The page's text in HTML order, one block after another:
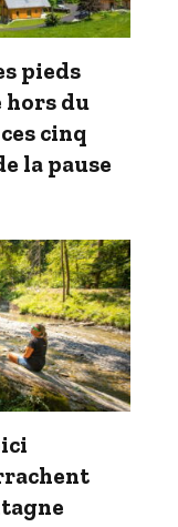
pieds
hors du
cinq
la pause